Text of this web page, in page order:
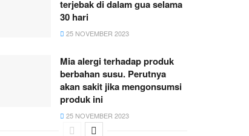
terjebak di dalam gua selama
30 hari
25 NOVEMBER 2023
Mia alergi terhadap produk
berbahan susu. Perutnya
akan sakit jika mengonsumsi
produk ini
25 NOVEMBER 2023